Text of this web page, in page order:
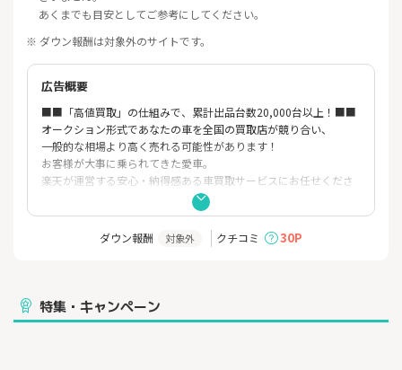
あくまでも目安としてご参考にしてください。
※ ダウン報酬は対象外のサイトです。
広告概要
■■「高値買取」の仕組みで、累計出品台数20,000台以上！■■
オークション形式であなたの車を全国の買取店が競り合い、
一般的な相場より高く売れる可能性があります！
お客様が大事に乗られてきた愛車。
楽天が運営する安心・納得感ある車買取サービスにお任せくださ
一度、お車の検査を受けるだけで、複数の買取店が入札し、最高
額での売買金額をご提示致します。
オークションの様子は、お客様のパソコン、スマートフォンから
■お客様の声続々
「オークションってこんなに価格が跳ねるのか！」
ダウン報酬 対象外 クチコミ 30P
特集・キャンペーン